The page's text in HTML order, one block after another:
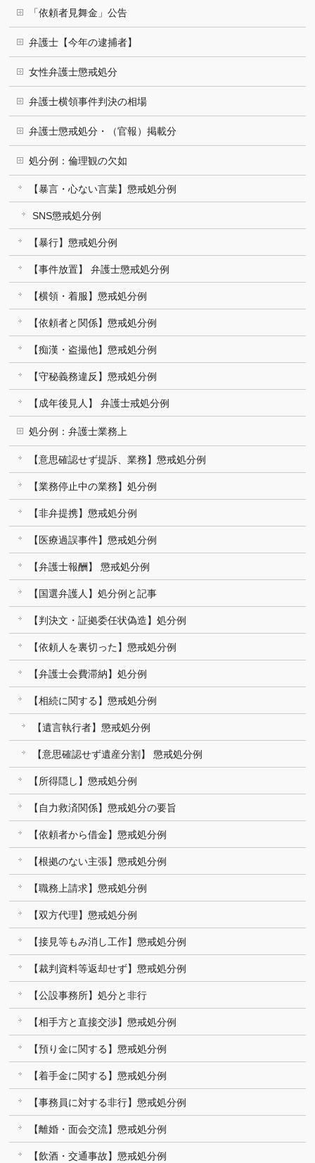
「依頼者見舞金」公告
弁護士【今年の逮捕者】
女性弁護士懲戒処分
弁護士横領事件判決の相場
弁護士懲戒処分・（官報）掲載分
処分例：倫理観の欠如
【暴言・心ない言葉】懲戒処分例
SNS懲戒処分例
【暴行】懲戒処分例
【事件放置】 弁護士懲戒処分例
【横領・着服】懲戒処分例
【依頼者と関係】懲戒処分例
【痴漢・盗撮他】懲戒処分例
【守秘義務違反】懲戒処分例
【成年後見人】 弁護士戒処分例
処分例：弁護士業務上
【意思確認せず提訴、業務】懲戒処分例
【業務停止中の業務】処分例
【非弁提携】懲戒処分例
【医療過誤事件】懲戒処分例
【弁護士報酬】 懲戒処分例
【国選弁護人】処分例と記事
【判決文・証拠委任状偽造】処分例
【依頼人を裏切った】懲戒処分例
【弁護士会費滞納】処分例
【相続に関する】懲戒処分例
【遺言執行者】懲戒処分例
【意思確認せず遺産分割】 懲戒処分例
【所得隠し】懲戒処分例
【自力救済関係】懲戒処分の要旨
【依頼者から借金】懲戒処分例
【根拠のない主張】懲戒処分例
【職務上請求】懲戒処分例
【双方代理】懲戒処分例
【接見等もみ消し工作】懲戒処分例
【裁判資料等返却せず】懲戒処分例
【公設事務所】処分と非行
【相手方と直接交渉】懲戒処分例
【預り金に関する】懲戒処分例
【着手金に関する】懲戒処分例
【事務員に対する非行】懲戒処分例
【離婚・面会交流】懲戒処分例
【飲酒・交通事故】懲戒処分例